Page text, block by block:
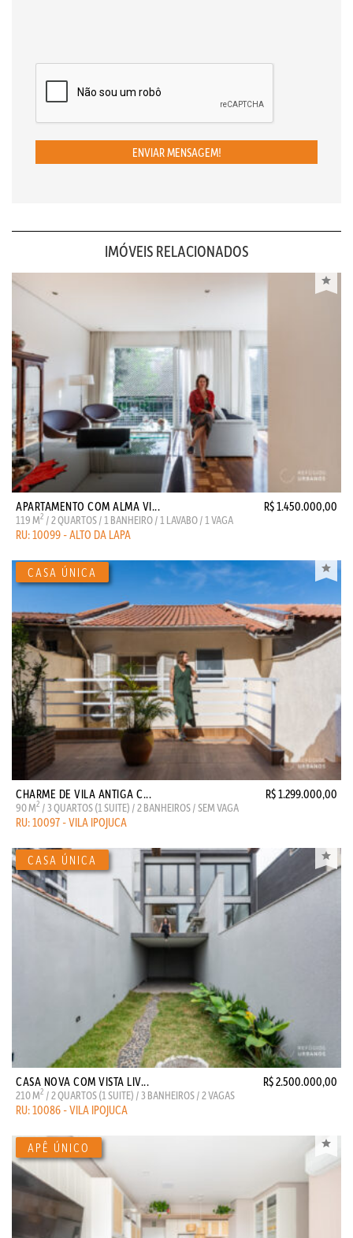
ENVIAR MENSAGEM!
IMÓVEIS RELACIONADOS
APARTAMENTO COM ALMA VI... R$ 1.450.000,00
119 M2 / 2 QUARTOS / 1 BANHEIRO / 1 LAVABO / 1 VAGA
RU: 10099 - ALTO DA LAPA
CHARME DE VILA ANTIGA C... R$ 1.299.000,00
90 M2 / 3 QUARTOS (1 SUITE) / 2 BANHEIROS / SEM VAGA
RU: 10097 - VILA IPOJUCA
CASA NOVA COM VISTA LIV... R$ 2.500.000,00
210 M2 / 2 QUARTOS (1 SUITE) / 3 BANHEIROS / 2 VAGAS
RU: 10086 - VILA IPOJUCA